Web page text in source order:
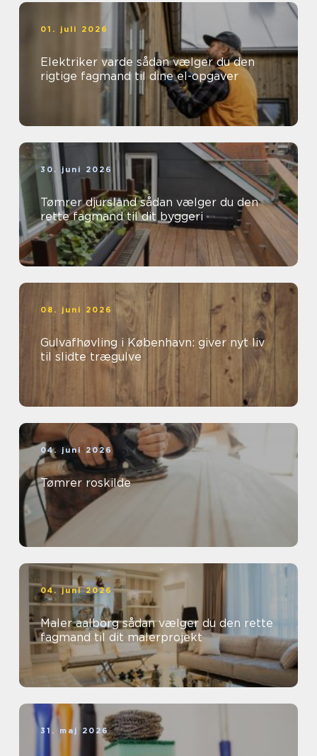
01. juli 2026
Elektriker varde sådan vælger du den
rigtige fagmand til dine el-opgaver
30. juni 2026
Tømrer djursland sådan vælger du den
rette fagmand til dit byggeri
08. juni 2026
Gulvafhøvling i København: giver nyt liv
til slidte trægulve
04. juni 2026
Tømrer roskilde
04. juni 2026
Maler aalborg sådan vælger du den rette
fagmand til dit malerprojekt
31. maj 2026